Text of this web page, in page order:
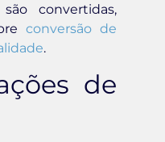
convertidas,
conversão de
.
de